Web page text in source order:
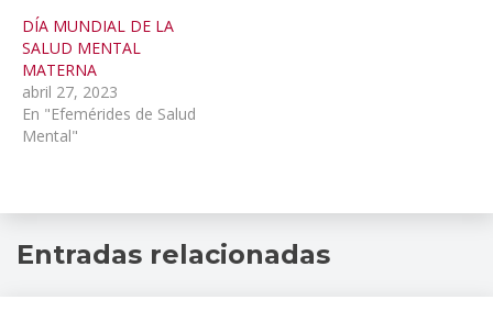
DÍA MUNDIAL DE LA
SALUD MENTAL
MATERNA
abril 27, 2023
En "Efemérides de Salud
Mental"
ayuda,
Entradas relacionadas